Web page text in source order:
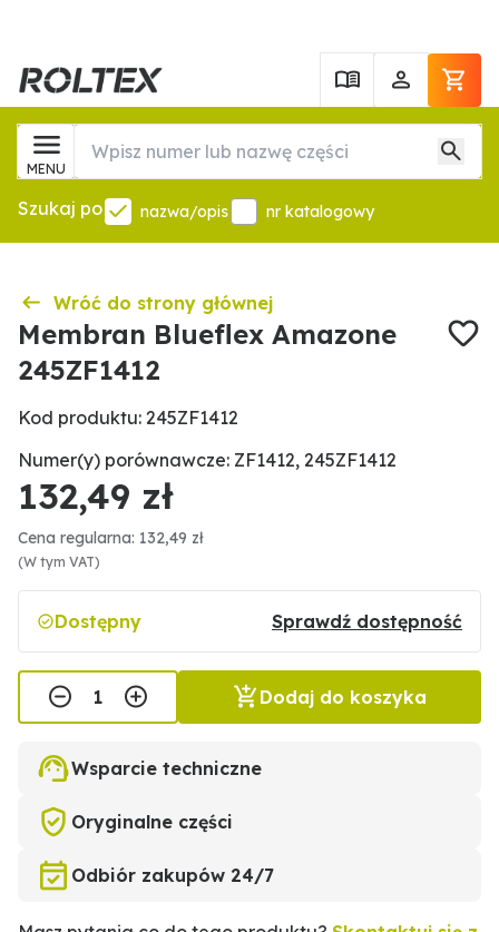
MENU
Szukaj po nazwa/opis nr katalogowy
Wróć do strony głównej
Membran Blueflex Amazone
245ZF1412
Kod produktu: 245ZF1412
Numer(y) porównawcze: ZF1412, 245ZF1412
132,49 zł
Cena regularna: 132,49 zł
(W tym VAT)
Dostępny Sprawdź dostępność
Dodaj do koszyka
Wsparcie techniczne
Oryginalne części
Odbiór zakupów 24/7